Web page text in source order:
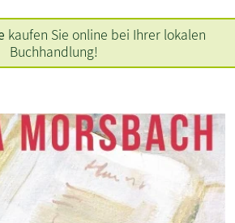
kaufen Sie online bei Ihrer lokalen
Buchhandlung!